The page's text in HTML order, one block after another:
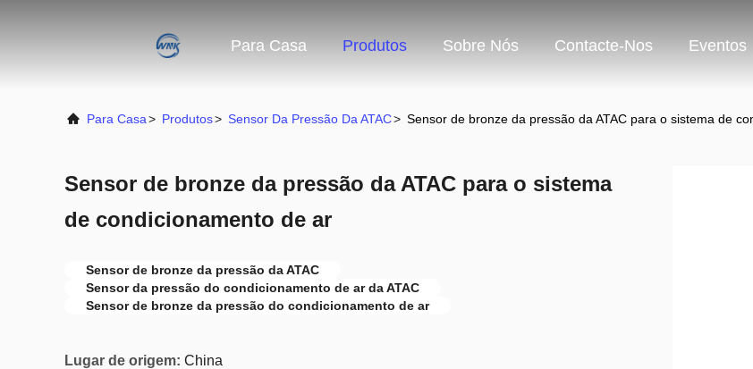
Para Casa Produtos Sobre Nós Contacte-Nos Eventos
Para Casa> Produtos> Sensor Da Pressão Da ATAC> Sensor de bronze da pressão da ATAC para o sistema de
Sensor de bronze da pressão da ATAC para o sistema
de condicionamento de ar
Sensor de bronze da pressão da ATAC
Sensor da pressão do condicionamento de ar da ATAC
Sensor de bronze da pressão do condicionamento de ar
Lugar de origem: China